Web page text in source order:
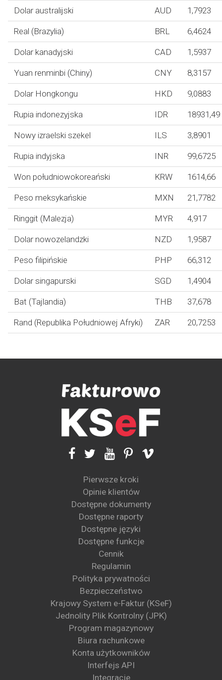
Dolar australijski AUD 1,7923
Real (Brazylia) BRL 6,4624
Dolar kanadyjski CAD 1,5937
Yuan renminbi (Chiny) CNY 8,3157
Dolar Hongkongu HKD 9,0883
Rupia indonezyjska IDR 18931,49
Nowy izraelski szekel ILS 3,8901
Rupia indyjska INR 99,6725
Won południowokoreański KRW 1614,66
Peso meksykańskie MXN 21,7782
Ringgit (Malezja) MYR 4,917
Dolar nowozelandzki NZD 1,9587
Peso filipińskie PHP 66,312
Dolar singapurski SGD 1,4904
Bat (Tajlandia) THB 37,678
Rand (Republika Południowej Afryki) ZAR 20,7253
Pierwsze kroki
Opinie klientów
Dostępne dokumenty
Dostępne raporty
Dostępne języki
Dostępne funkcje
Cennik
Regulamin
Polityka prywatności
Bezpieczeństwo
Krajowy System e-Faktur (KSeF)
Jednolity Plik Kontrolny (JPK)
Program magazynowy
Biura rachunkowe
Konta użytkowników
Interfejs API
Integracje